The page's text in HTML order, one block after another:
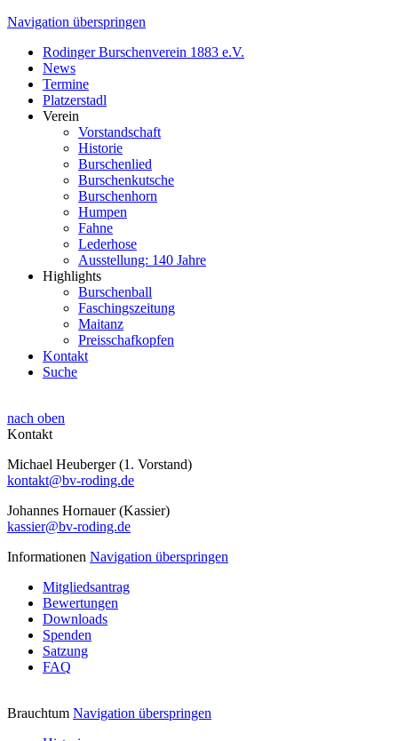
Navigation überspringen
Rodinger Burschenverein 1883 e.V.
News
Termine
Platzerstadl
Verein
Vorstandschaft
Historie
Burschenlied
Burschenkutsche
Burschenhorn
Humpen
Fahne
Lederhose
Ausstellung: 140 Jahre
Highlights
Burschenball
Faschingszeitung
Maitanz
Preisschafkopfen
Kontakt
Suche
nach oben
Kontakt
Michael Heuberger (1. Vorstand)
kontakt@bv-roding.de
Johannes Hornauer (Kassier)
kassier@bv-roding.de
Informationen Navigation überspringen
Mitgliedsantrag
Bewertungen
Downloads
Spenden
Satzung
FAQ
Brauchtum Navigation überspringen